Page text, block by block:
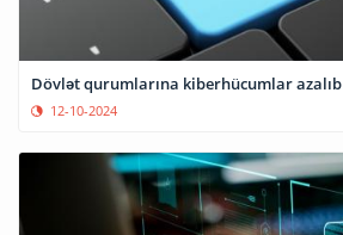
Dövlət qurumlarına kiberhücumlar azalıb
12-10-2024